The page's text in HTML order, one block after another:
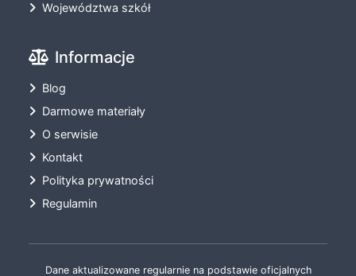
Województwa szkół
Informacje
Blog
Darmowe materiały
O serwisie
Kontakt
Polityka prywatności
Regulamin
Dane aktualizowane regularnie na podstawie oficjalnych